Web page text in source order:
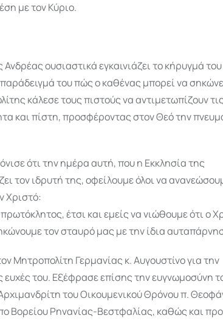
με τον Κύριο.
ουσιαστικά εγκαινιάζει το κήρυγμά
του πώς ο καθένας μπορεί να
κάλεσε τους πιστούς να αντιμετωπίζουν τις
και πίστη, προσφέροντας στον Θεό την
ότι την ημέρα αυτή, που η Εκκλησία της
τον ιδρυτή της, οφείλουμε όλοι να
Χριστό:
έτσι και εμείς να νιώθουμε ότι ο
τον σταυρό μας με την ίδια
Μητροπολίτη Γερμανίας κ. Αυγουστίνο για την
ευχές του. Εξέφρασε επίσης την ευγνωμοσύνη
του Οικουμενικού Θρόνου π.
Βορείου Ρηνανίας-Βεστφαλίας, καθώς και